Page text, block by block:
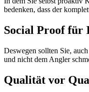
bedenken, dass der
Social Proof für
Deswegen sollten Sie,
und nicht dem Angler
Qualität vor